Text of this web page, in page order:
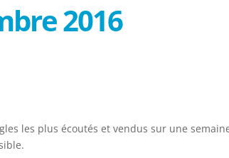
2016
les plus écoutés et vendus sur une